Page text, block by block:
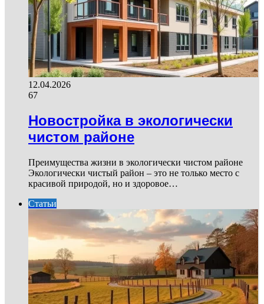
12.04.2026
67
Новостройка в экологически
чистом районе
Преимущества жизни в экологически чистом районе
Экологически чистый район – это не только место с
красивой природой, но и здоровое…
Статьи